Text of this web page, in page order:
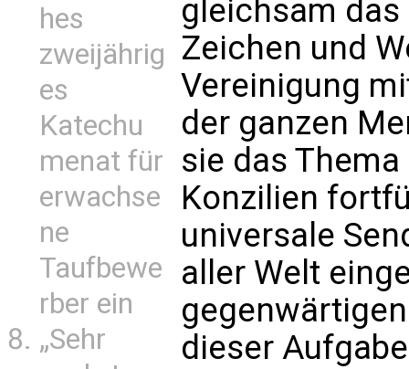
hes
zweijährig
es
Katechu
menat für
erwachse
ne
Taufbewe
rber ein
„Sehr
gleichsam
Zeichen und
Vereinigung
der ganzen
sie das
Konzilien
universale
aller Welt
dieser